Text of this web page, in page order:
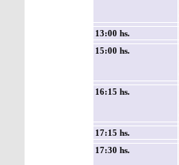
13:00 hs.
15:00 hs.
16:15 hs.
17:15 hs.
17:30 hs.